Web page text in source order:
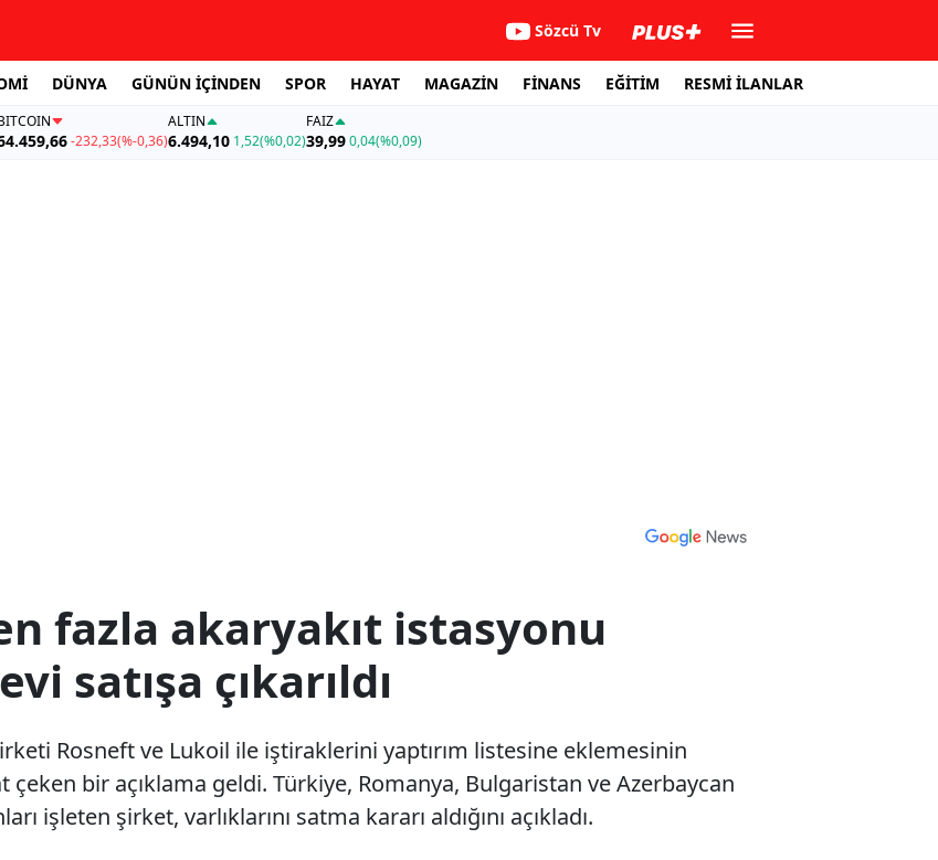
Sözcü Tv
DÜNYA GÜNÜN İÇİNDEN SPOR HAYAT MAGAZİN FİNANS EĞİTİM RESMİ İLANLAR
-232,33(%-0,36)
ALTIN
6.494,10 1,52(%0,02)
FAİZ
39,990,04(%0,09)
fazla akaryakıt istasyonu
satışa çıkarıldı
Rosneft ve Lukoil ile iştiraklerini yaptırım listesine eklemesinin
bir açıklama geldi. Türkiye, Romanya, Bulgaristan ve Azerbaycan
işleten şirket, varlıklarını satma kararı aldığını açıkladı.